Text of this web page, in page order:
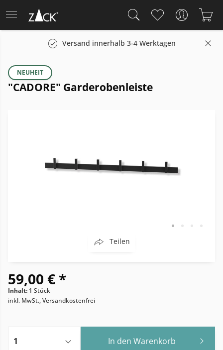
Versand innerhalb 3-4 Werktagen
"CADORE" Garderobenleiste
NEUHEIT
Teilen
59,00 € *
Inhalt: 1 Stück
inkl. MwSt., Versandkostenfrei
In den Warenkorb